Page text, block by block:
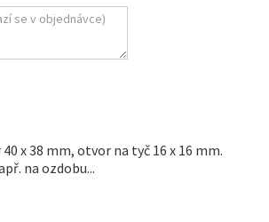
x 38 mm, otvor na tyč 16 x 16 mm.
na ozdobu...